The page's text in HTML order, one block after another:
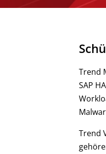
Trend
SAP
Trend